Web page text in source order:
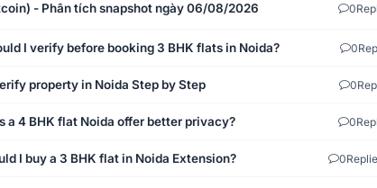
- Phân tích snapshot ngày 06/08/2026 0
I verify before booking 3 BHK flats in Noida? 0
property in Noida Step by Step 0
a 4 BHK flat Noida offer better privacy? 0
I buy a 3 BHK flat in Noida Extension? 0